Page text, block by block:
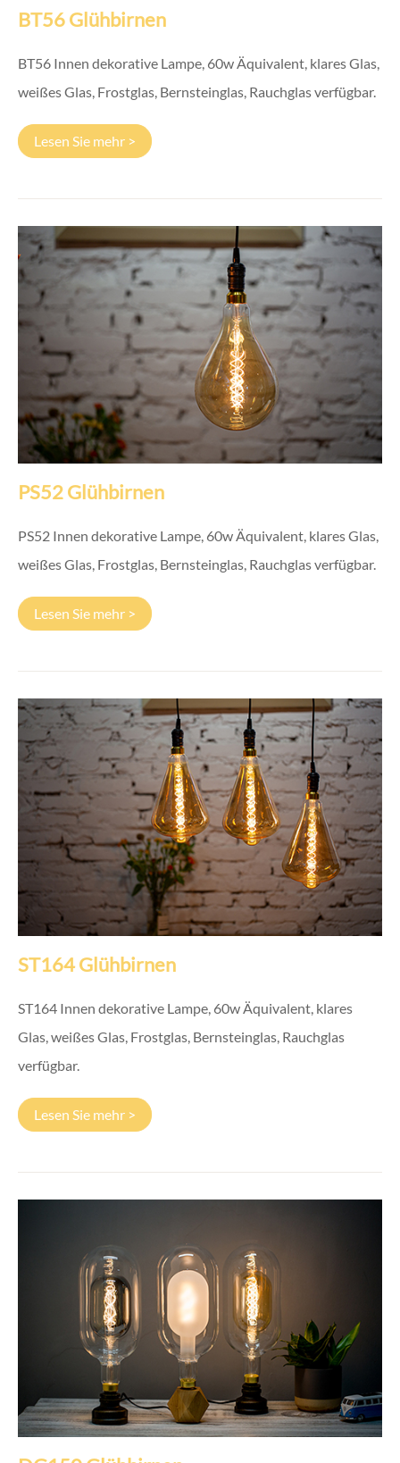
BT56 Glühbirnen
BT56 Innen dekorative Lampe, 60w Äquivalent, klares Glas,
weißes Glas, Frostglas, Bernsteinglas, Rauchglas verfügbar.
Lesen Sie mehr >
PS52 Glühbirnen
PS52 Innen dekorative Lampe, 60w Äquivalent, klares Glas,
weißes Glas, Frostglas, Bernsteinglas, Rauchglas verfügbar.
Lesen Sie mehr >
ST164 Glühbirnen
ST164 Innen dekorative Lampe, 60w Äquivalent, klares
Glas, weißes Glas, Frostglas, Bernsteinglas, Rauchglas
verfügbar.
Lesen Sie mehr >